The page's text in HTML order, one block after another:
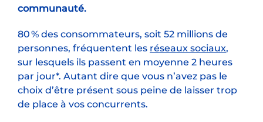
communauté.
80 % des consommateurs, soit 52 millions de
personnes, fréquentent les réseaux sociaux,
sur lesquels ils passent en moyenne 2 heures
par jour*. Autant dire que vous n’avez pas le
choix d’être présent sous peine de laisser trop
de place à vos concurrents.